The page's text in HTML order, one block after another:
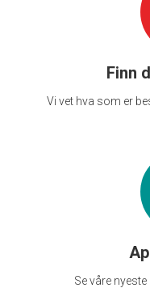
Finn
Vi vet hva som er
Se våre